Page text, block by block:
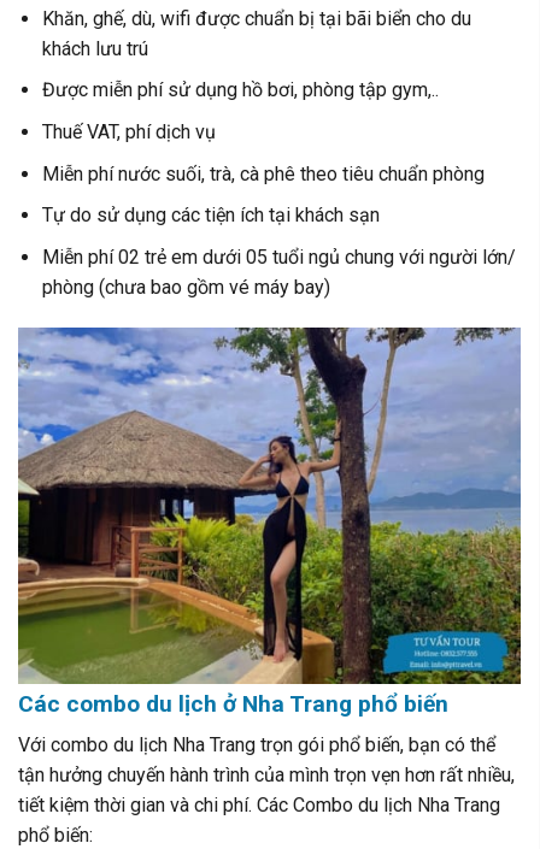
Khăn, ghế, dù, wifi được chuẩn bị tại bãi biển cho du
khách lưu trú
Được miễn phí sử dụng hồ bơi, phòng tập gym,..
Thuế VAT, phí dịch vụ
Miễn phí nước suối, trà, cà phê theo tiêu chuẩn phòng
Tự do sử dụng các tiện ích tại khách sạn
Miễn phí 02 trẻ em dưới 05 tuổi ngủ chung với người lớn/
phòng (chưa bao gồm vé máy bay)
Các combo du lịch ở Nha Trang phổ biến
Với combo du lịch Nha Trang trọn gói phổ biến, bạn có thể
tận hưởng chuyến hành trình của mình trọn vẹn hơn rất nhiều,
tiết kiệm thời gian và chi phí. Các Combo du lịch Nha Trang
phổ biến: